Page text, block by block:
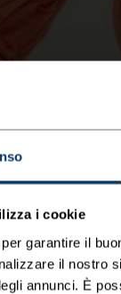
i cookie
garantire il
il nostro
annunci. È